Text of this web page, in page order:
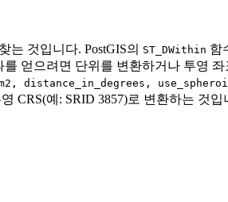
것입니다. PostGIS의 ST_DWithin 함
얻으려면 단위를 변환하거나 투영
distance_in_degrees,
CRS(예: SRID 3857)로 변환하는 것입